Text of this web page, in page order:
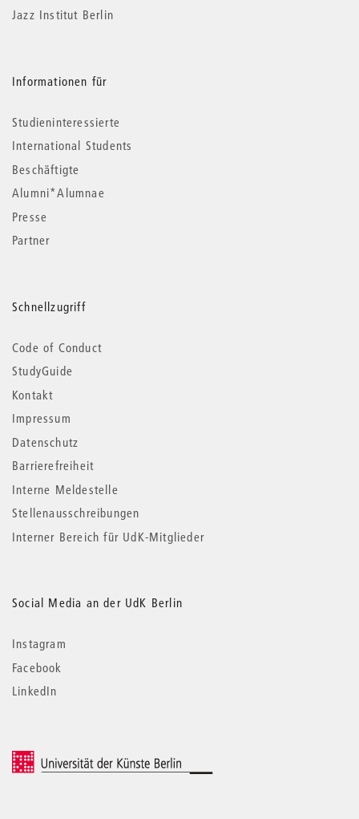
Jazz Institut Berlin
Informationen für
Studieninteressierte
International Students
Beschäftigte
Alumni*Alumnae
Presse
Partner
Schnellzugriff
Code of Conduct
StudyGuide
Kontakt
Impressum
Datenschutz
Barrierefreiheit
Interne Meldestelle
Stellenausschreibungen
Interner Bereich für UdK-Mitglieder
Social Media an der UdK Berlin
Instagram
Facebook
LinkedIn
© 2026 Universität der Künste Berlin